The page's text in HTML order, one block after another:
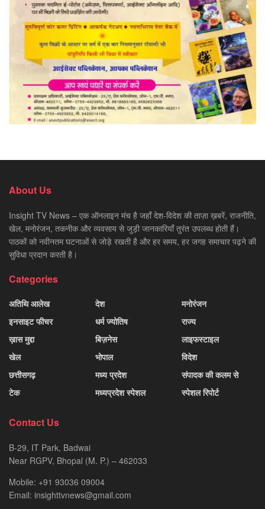
About Us
Insight TV News – एक ऑनलाइन मंच है जहाँ देश-विदेश की ताज़ा ख़बरें, राजनीति,
खेल, मनोरंजन, तकनीक और व्यवसाय से जुड़ी जानकारियाँ तुरंत उपलब्ध होती हैं।
पाठकों को नवीनतम घटनाओं से जोड़े रखती है और हर समय, हर जगह समाचार पढ़ने की
सुविधा प्रदान करती है।
Categories
अतिथि आलेख
इनसाइट फीचर
ख़ास मुद्दा
खेल
छत्तीसगढ़
टेक
देश
धर्म ज्योतिष
बिज़नेस
भोपाल
मध्य प्रदेश
मध्यप्रदेश स्पेशल
मनोरंजन
राज्य
लाइफस्टाइल
विदेश
संपादक की कलम से
स्पेशल रिपोर्ट
Contact Us
B-29, IT Park, Badwai
Near RGPV, Bhopal (M. P.) – 462033
Mobile: +91 93036 09004
Email: insighttvnews@gmail.com